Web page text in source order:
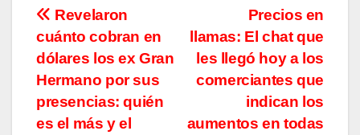
Navegación
de
entradas
Precios en
llamas: El chat que
les llegó hoy a los
comerciantes que
indican los
aumentos en todas
Revelaron
cuánto cobran en
dólares los ex Gran
Hermano por sus
presencias: quién
es el más y el